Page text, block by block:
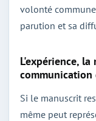
volonté
parution et sa
L'expérience,
Si le manuscrit
même peut